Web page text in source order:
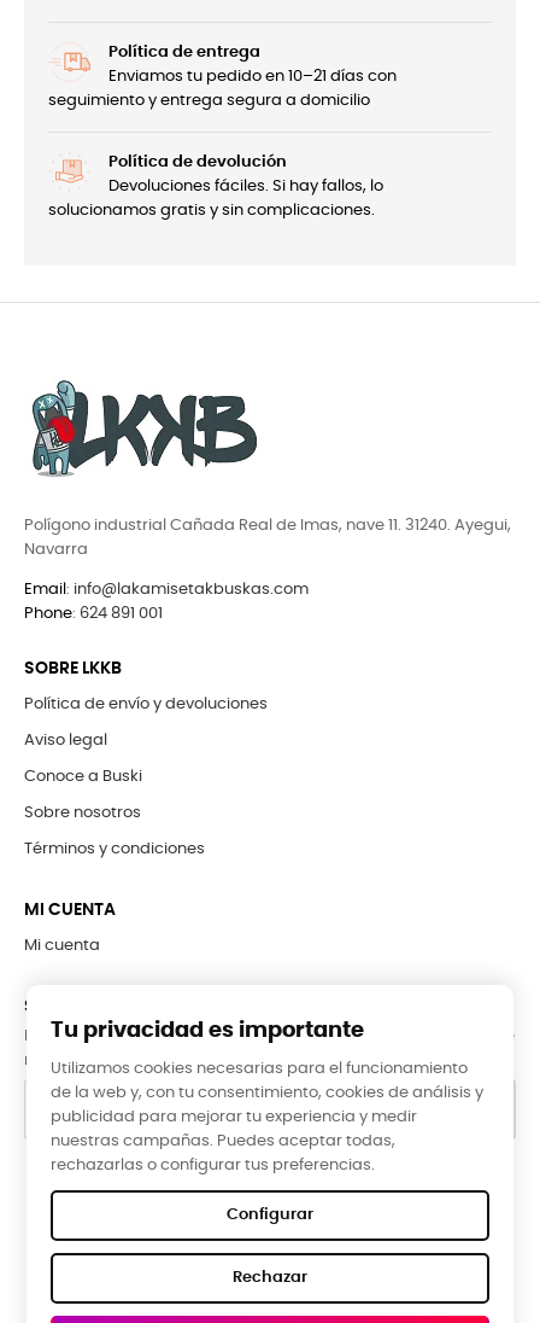
Política de entrega
Enviamos tu pedido en 10–21 días con
seguimiento y entrega segura a domicilio
Política de devolución
Devoluciones fáciles. Si hay fallos, lo
solucionamos gratis y sin complicaciones.
Polígono industrial Cañada Real de Imas, nave 11. 31240. Ayegui,
Navarra
Email : info@lakamisetakbuskas.com
Phone: 624 891 001
SOBRE LKKB
Política de envío y devoluciones
Aviso legal
Conoce a Buski
Sobre nosotros
Términos y condiciones
MI CUENTA
Mi cuenta
SUBCRÍBETE A LA NEWSLETTER
Puede darse de baja en cualquier momento. Para ello, consulte
nuestra información de contacto en el aviso legal.
Google Reviews
★★★★★
Tu privacidad es importante
Utilizamos cookies necesarias para el funcionamiento
de la web y, con tu consentimiento, cookies de análisis y
publicidad para mejorar tu experiencia y medir
nuestras campañas. Puedes aceptar todas,
rechazarlas o configurar tus preferencias.
Configurar
Rechazar